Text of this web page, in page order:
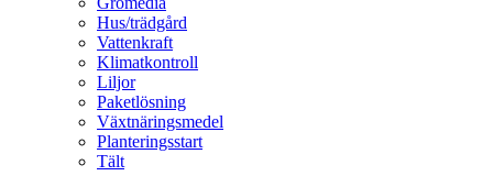
Hus/trädgård
Vattenkraft
Klimatkontroll
Liljor
Paketlösning
Växtnäringsmedel
Planteringsstart
Tält